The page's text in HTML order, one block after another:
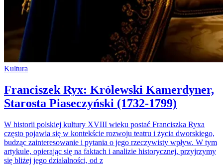
Kultura
Franciszek Ryx: Królewski Kamerdyner,
Starosta Piaseczyński (1732-1799)
W historii polskiej kultury XVIII wieku postać Franciszka Ryxa
często pojawia się w kontekście rozwoju teatru i życia dworskiego,
budząc zainteresowanie i pytania o jego rzeczywisty wpływ. W tym
artykule, opierając się na faktach i analizie historycznej, przyjrzymy
się bliżej jego działalności, od z